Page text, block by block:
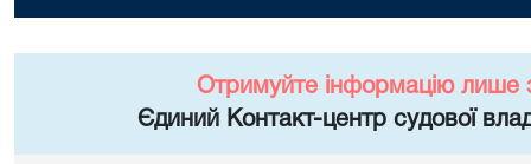
Отримуйте інформацію лише
Єдиний Контакт-центр судової